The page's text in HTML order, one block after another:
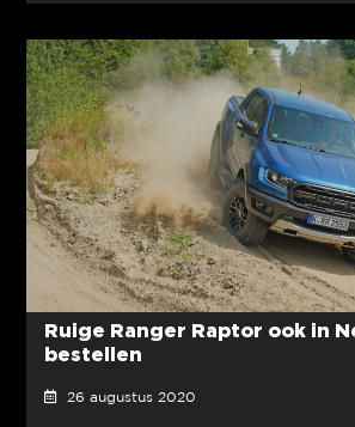
Ruige Ranger Raptor ook in
bestellen
26 augustus 2020